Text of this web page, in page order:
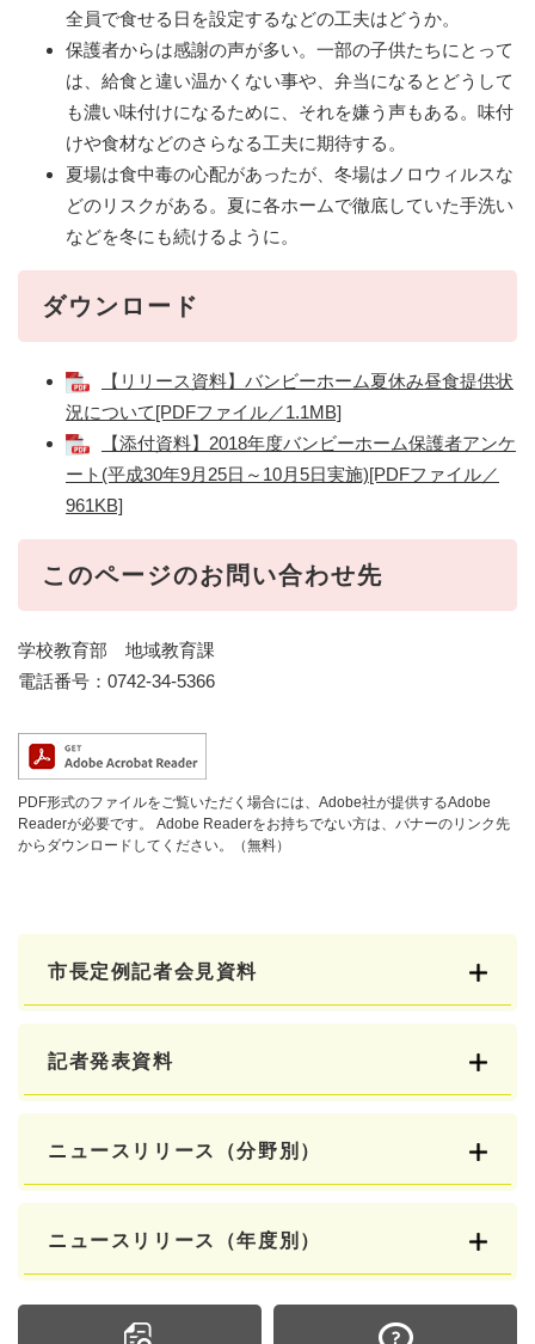
全員で食せる日を設定するなどの工夫はどうか。
保護者からは感謝の声が多い。一部の子供たちにとって
は、給食と違い温かくない事や、弁当になるとどうして
も濃い味付けになるために、それを嫌う声もある。味付
けや食材などのさらなる工夫に期待する。
夏場は食中毒の心配があったが、冬場はノロウィルスな
どのリスクがある。夏に各ホームで徹底していた手洗い
などを冬にも続けるように。
ダウンロード
【リリース資料】バンビーホーム夏休み昼食提供状
況について[PDFファイル／1.1MB]
【添付資料】2018年度バンビーホーム保護者アンケ
ート(平成30年9月25日～10月5日実施)[PDFファイル／
961KB]
このページのお問い合わせ先
学校教育部 地域教育課
電話番号：0742-34-5366
PDF形式のファイルをご覧いただく場合には、Adobe社が提供するAdobe
Readerが必要です。
Adobe Readerをお持ちでない方は、バナーのリンク先
からダウンロードしてください。（無料）
市長定例記者会見資料
記者発表資料
ニュースリリース（分野別）
ニュースリリース（年度別）